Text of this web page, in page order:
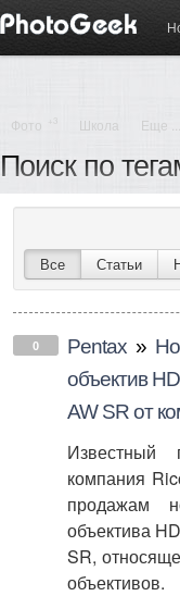
Фото Школа Еще ...
Поиск по
Все
Статьи
0 Pentax »
объектив
AW SR от
Известный
компания
продажам
объектива
SR,
объективов.